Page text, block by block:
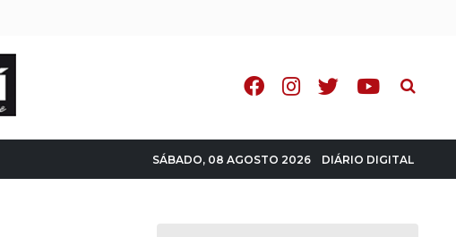
Pesquisa
SÁBADO, 08 AGOSTO 2026 DIÁRIO DIGITAL